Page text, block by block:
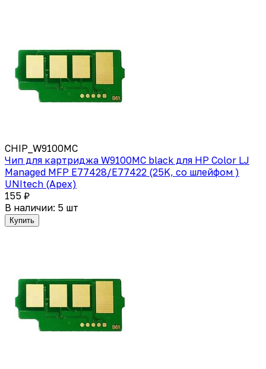
CHIP_W9100MC
Чип для картриджа W9100MC black для HP Color LJ
Managed MFP E77428/E77422 (25K, со шлейфом )
UNItech (Apex)
155 ₽
В наличии: 5 шт
Купить